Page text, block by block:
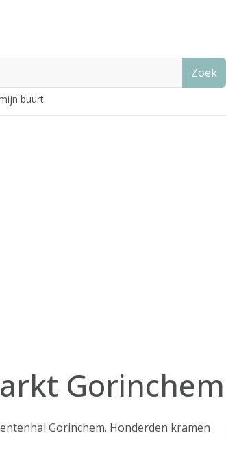
Zoek
buurt
Gorinchem
Gorinchem. Honderden kramen